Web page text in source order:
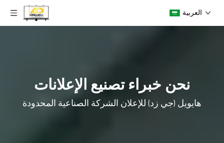
العربية
نحن خبراء تصنيع الإعلانات
هايويل (جي زد) للإعلان الشركة الصناعية المحدودة